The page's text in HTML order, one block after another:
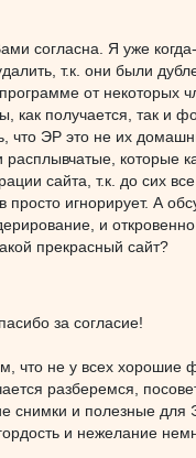
согласна. Я уже
т.к. они были
от некоторых
как получается, так и
что ЭР это не их
расплывчатые, которые
сайта, т.к. до сих
просто игнорирует. А
и
прекрасный сайт?
за согласие!
что не у всех хорошие
разберемся,
снимки и полезные для
и нежелание